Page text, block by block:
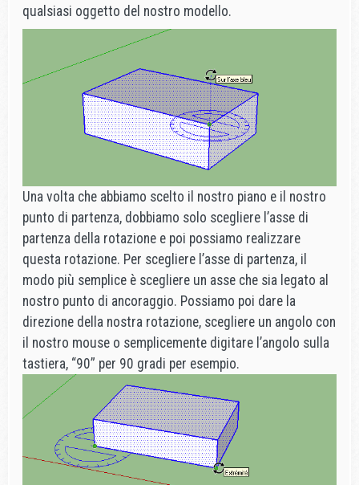
qualsiasi oggetto del nostro modello.
Una volta che abbiamo scelto il nostro piano e il nostro
punto di partenza, dobbiamo solo scegliere l’asse di
partenza della rotazione e poi possiamo realizzare
questa rotazione. Per scegliere l’asse di partenza, il
modo più semplice è scegliere un asse che sia legato al
nostro punto di ancoraggio. Possiamo poi dare la
direzione della nostra rotazione, scegliere un angolo con
il nostro mouse o semplicemente digitare l’angolo sulla
tastiera, “90” per 90 gradi per esempio.